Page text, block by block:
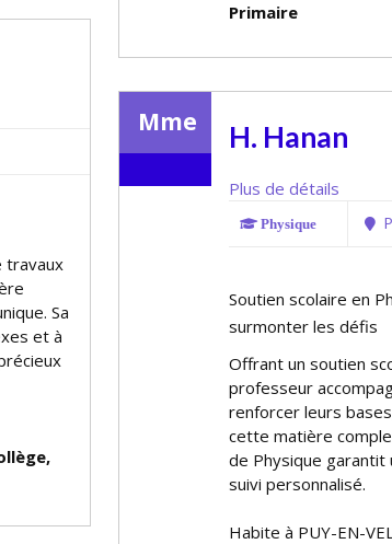
Primaire
travaux
Sa
et à
Mme H. Hanan
Plus de détails
Physique
Soutien scolaire en
surmonter les défis
Offrant un soutien
professeur
renforcer leurs
cette matière
de Physique
suivi personnalisé.
Habite à PUY-EN-